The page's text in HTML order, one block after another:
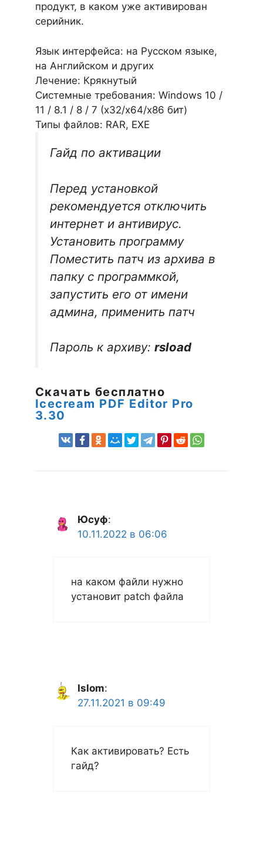
продукт, в каком уже активирован
серийник.
Язык интерфейса: на Русском языке,
на Английском и других
Лечение: Крякнутый
Системные требования: Windows 10 /
11 / 8.1 / 8 / 7 (х32/x64/x86 бит)
Типы файлов: RAR, EXE
Гайд по активации
Перед установкой
рекомендуется отключить
интернет и антивирус.
Установить программу
Поместить патч из архива в
папку с программкой,
запустить его от имени
админа, применить патч
Пароль к архиву: rsload
Скачать бесплатно
Icecream PDF Editor Pro
3.30
Юсуф:
10.11.2022 в 06:06
на каком файли нужно
установит patch файла
Islom:
27.11.2021 в 09:49
Как активировать? Есть
гайд?